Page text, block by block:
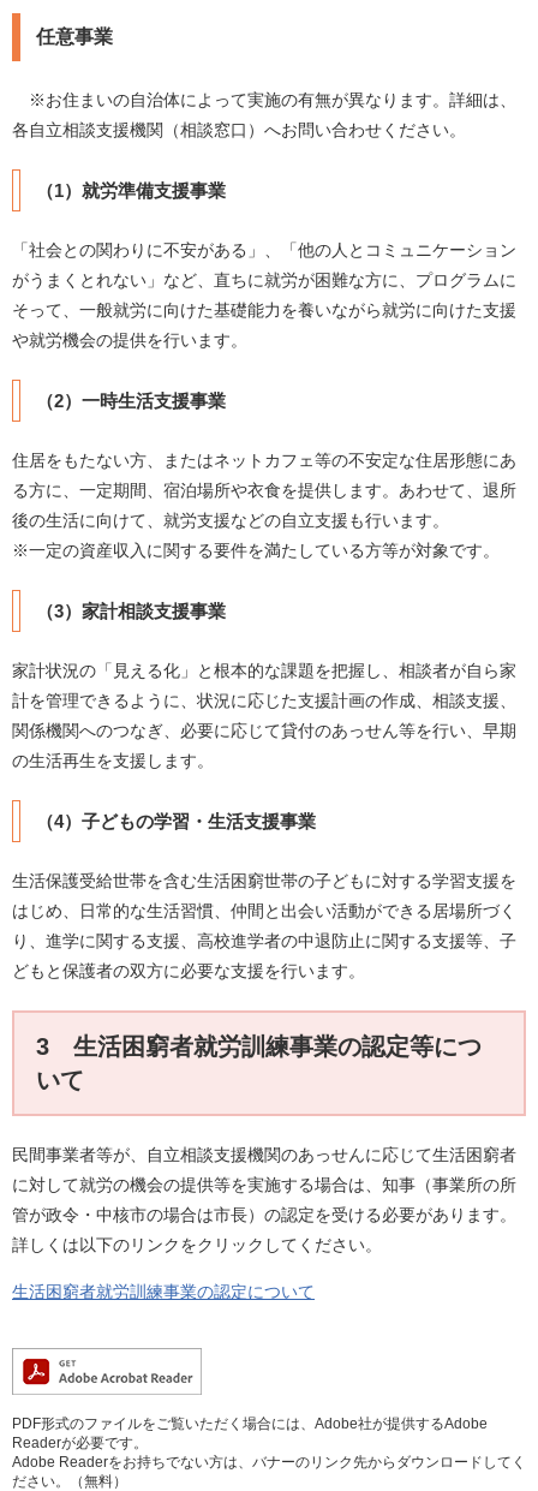
任意事業
※お住まいの自治体によって実施の有無が異なります。詳細は、
各自立相談支援機関（相談窓口）へお問い合わせください。
（1）就労準備支援事業
「社会との関わりに不安がある」、「他の人とコミュニケーション
がうまくとれない」など、直ちに就労が困難な方に、プログラムに
そって、一般就労に向けた基礎能力を養いながら就労に向けた支援
や就労機会の提供を行います。
（2）一時生活支援事業
住居をもたない方、またはネットカフェ等の不安定な住居形態にあ
る方に、一定期間、宿泊場所や衣食を提供します。あわせて、退所
後の生活に向けて、就労支援などの自立支援も行います。
※一定の資産収入に関する要件を満たしている方等が対象です。
（3）家計相談支援事業
家計状況の「見える化」と根本的な課題を把握し、相談者が自ら家
計を管理できるように、状況に応じた支援計画の作成、相談支援、
関係機関へのつなぎ、必要に応じて貸付のあっせん等を行い、早期
の生活再生を支援します。
（4）子どもの学習・生活支援事業
生活保護受給世帯を含む生活困窮世帯の子どもに対する学習支援を
はじめ、日常的な生活習慣、仲間と出会い活動ができる居場所づく
り、進学に関する支援、高校進学者の中退防止に関する支援等、子
どもと保護者の双方に必要な支援を行います。
3 生活困窮者就労訓練事業の認定等につ
いて
民間事業者等が、自立相談支援機関のあっせんに応じて生活困窮者
に対して就労の機会の提供等を実施する場合は、知事（事業所の所
管が政令・中核市の場合は市長）の認定を受ける必要があります。
詳しくは以下のリンクをクリックしてください。
生活困窮者就労訓練事業の認定について
PDF形式のファイルをご覧いただく場合には、Adobe社が提供するAdobe
Readerが必要です。
Adobe Readerをお持ちでない方は、バナーのリンク先からダウンロードしてく
ださい。（無料）